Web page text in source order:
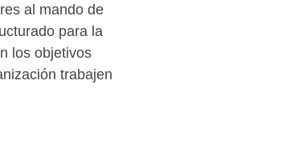
al mando de
para la
los objetivos
trabajen